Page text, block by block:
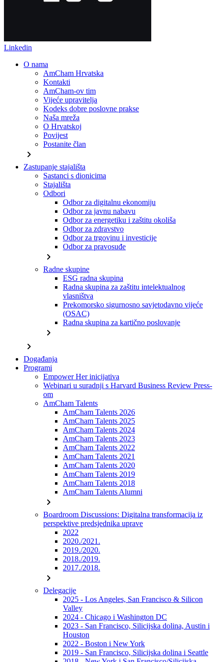
Linkedin
O nama
AmCham Hrvatska
Kontakti
AmCham-ov tim
Vijeće upravitelja
Kodeks dobre poslovne prakse
Naša mreža
O Hrvatskoj
Povijest
Postanite član
chevron_right
Zastupanje stajališta
Sastanci s dionicima
Stajališta
Odbori
Odbor za digitalnu ekonomiju
Odbor za javnu nabavu
Odbor za energetiku i zaštitu okoliša
Odbor za zdravstvo
Odbor za trgovinu i investicije
Odbor za pravosuđe
chevron_right
Radne skupine
ESG radna skupina
Radna skupina za zaštitu intelektualnog
vlasništva
Prekomorsko sigurnosno savjetodavno vijeće
(OSAC)
Radna skupina za kartično poslovanje
chevron_right
chevron_right
Događanja
Programi
Empower Her inicijativa
Webinari u suradnji s Harvard Business Review Press-
om
AmCham Talents
AmCham Talents 2026
AmCham Talents 2025
AmCham Talents 2024
AmCham Talents 2023
AmCham Talents 2022
AmCham Talents 2021
AmCham Talents 2020
AmCham Talents 2019
AmCham Talents 2018
AmCham Talents Alumni
chevron_right
Boardroom Discussions: Digitalna transformacija iz
perspektive predsjednika uprave
2022
2020./2021.
2019./2020.
2018./2019.
2017./2018.
chevron_right
Delegacije
2025 - Los Angeles, San Francisco & Silicon
Valley
2024 - Chicago i Washington DC
2023 - San Francisco, Silicijska dolina, Austin i
Houston
2022 - Boston i New York
2019 - San Francisco, Silicijska dolina i Seattle